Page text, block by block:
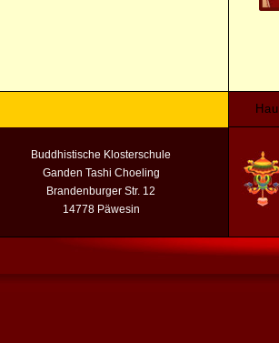
Buddhistische Klosterschule
Ganden Tashi Choeling
Brandenburger Str. 12
14778 Päwesin